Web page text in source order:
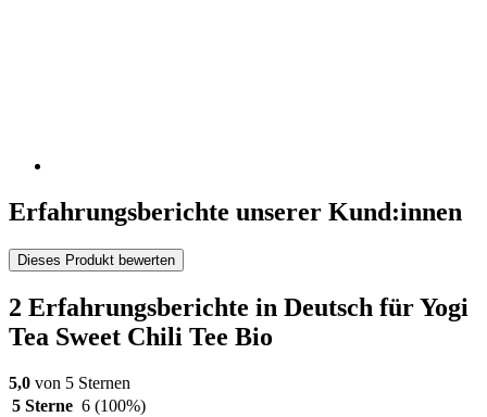
Erfahrungsberichte unserer Kund:innen
Dieses Produkt bewerten
2 Erfahrungsberichte in Deutsch für Yogi
Tea Sweet Chili Tee Bio
5,0 von 5 Sternen
5 Sterne 6 (100%)